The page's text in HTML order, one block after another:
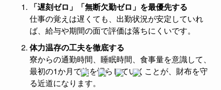
「遅刻ゼロ」「無断欠勤ゼロ」を最優先する
仕事の覚えは遅くても、出勤状況が安定していれ
ば、給与や期間の面で評価は落ちにくいです。
体力温存の工夫を徹底する
寮からの通勤時間、睡眠時間、食事量を意識して、
最初の1か月で体を慣らしていくことが、財布を守
る近道になります。